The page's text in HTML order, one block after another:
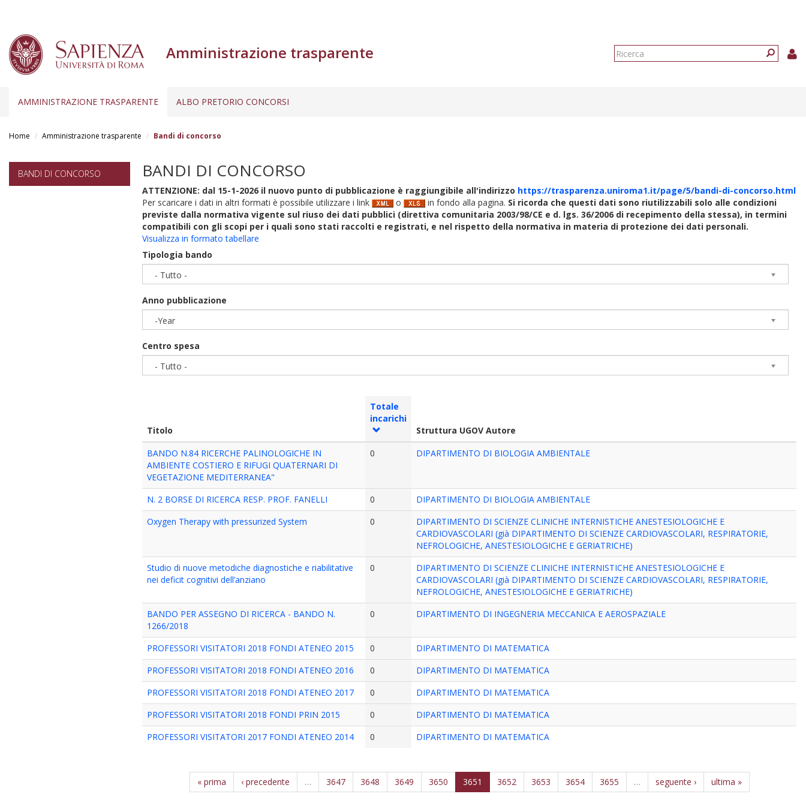
Amministrazione trasparente
Form
AMMINISTRAZIONE TRASPARENTE ALBO PRETORIO CONCORSI
Home Amministrazione trasparente Bandi di concorso
BANDI DI CONCORSO BANDI DI CONCORSO
ATTENZIONE: dal 15-1-2026 il nuovo punto di pubblicazione è raggiungibile all'indirizzo https://trasparenza.uniroma1.it/page/5/bandi-di-concorso.html
Per scaricare i dati in altri formati è possibile utilizzare i link
o in fondo alla pagina. Si ricorda che questi dati sono riutilizzabili solo alle condizioni
previste dalla normativa vigente sul riuso dei dati pubblici (direttiva comunitaria 2003/98/CE e d. lgs. 36/2006 di recepimento della stessa), in termini
compatibili con gli scopi per i quali sono stati raccolti e registrati, e nel rispetto della normativa in materia di protezione dei dati personali.
Visualizza in formato tabellare
Tipologia bando
- Tutto -
Anno pubblicazione
-Year
Centro spesa
- Tutto -
Titolo
Totale
incarichi
Struttura UGOV Autore
BANDO N.84 RICERCHE PALINOLOGICHE IN
AMBIENTE COSTIERO E RIFUGI QUATERNARI DI
VEGETAZIONE MEDITERRANEA"
0 DIPARTIMENTO DI BIOLOGIA AMBIENTALE
N. 2 BORSE DI RICERCA RESP. PROF. FANELLI 0
DIPARTIMENTO DI BIOLOGIA AMBIENTALE
Oxygen Therapy with pressurized System
0
DIPARTIMENTO DI SCIENZE CLINICHE INTERNISTICHE ANESTESIOLOGICHE E
CARDIOVASCOLARI (già DIPARTIMENTO DI SCIENZE CARDIOVASCOLARI, RESPIRATORIE,
NEFROLOGICHE, ANESTESIOLOGICHE E GERIATRICHE)
Studio di nuove metodiche diagnostiche e riabilitative
nei deficit cognitivi dell’anziano
0
DIPARTIMENTO DI SCIENZE CLINICHE INTERNISTICHE ANESTESIOLOGICHE E
CARDIOVASCOLARI (già DIPARTIMENTO DI SCIENZE CARDIOVASCOLARI, RESPIRATORIE,
NEFROLOGICHE, ANESTESIOLOGICHE E GERIATRICHE)
BANDO PER ASSEGNO DI RICERCA - BANDO N.
1266/2018
0 DIPARTIMENTO DI INGEGNERIA MECCANICA E AEROSPAZIALE
PROFESSORI VISITATORI 2018 FONDI ATENEO 2015 0
DIPARTIMENTO DI MATEMATICA
PROFESSORI VISITATORI 2018 FONDI ATENEO 2016
0
DIPARTIMENTO DI MATEMATICA
PROFESSORI VISITATORI 2018 FONDI ATENEO 2017
0
DIPARTIMENTO DI MATEMATICA
PROFESSORI VISITATORI 2018 FONDI PRIN 2015
0
DIPARTIMENTO DI MATEMATICA
PROFESSORI VISITATORI 2017 FONDI ATENEO 2014
0 DIPARTIMENTO DI MATEMATICA
« prima ‹ precedente … 3647 3648 3649 3650 3651 3652 3653 3654 3655 … seguente › ultima »